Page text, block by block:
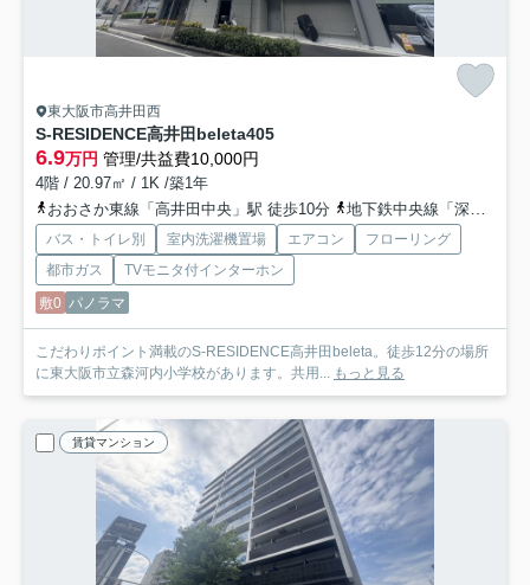
東大阪市高井田西
S-RESIDENCE高井田beleta405
6.9万円 管理/共益費10,000円
4階 / 20.97㎡ / 1K /築1年
おおさか東線「高井田中央」駅 徒歩10分
地下鉄中央線「深江橋」駅 徒歩10分
バス・トイレ別 室内洗濯機置場 エアコン
フローリング
都市ガス
TVモニタ付インターホン
敷0 パノラマ
こだわりポイント満載のS-RESIDENCE高井田beleta。徒歩12分の場所
に東大阪市立森河内小学校があります。共用...
もっと見る
賃貸マンション